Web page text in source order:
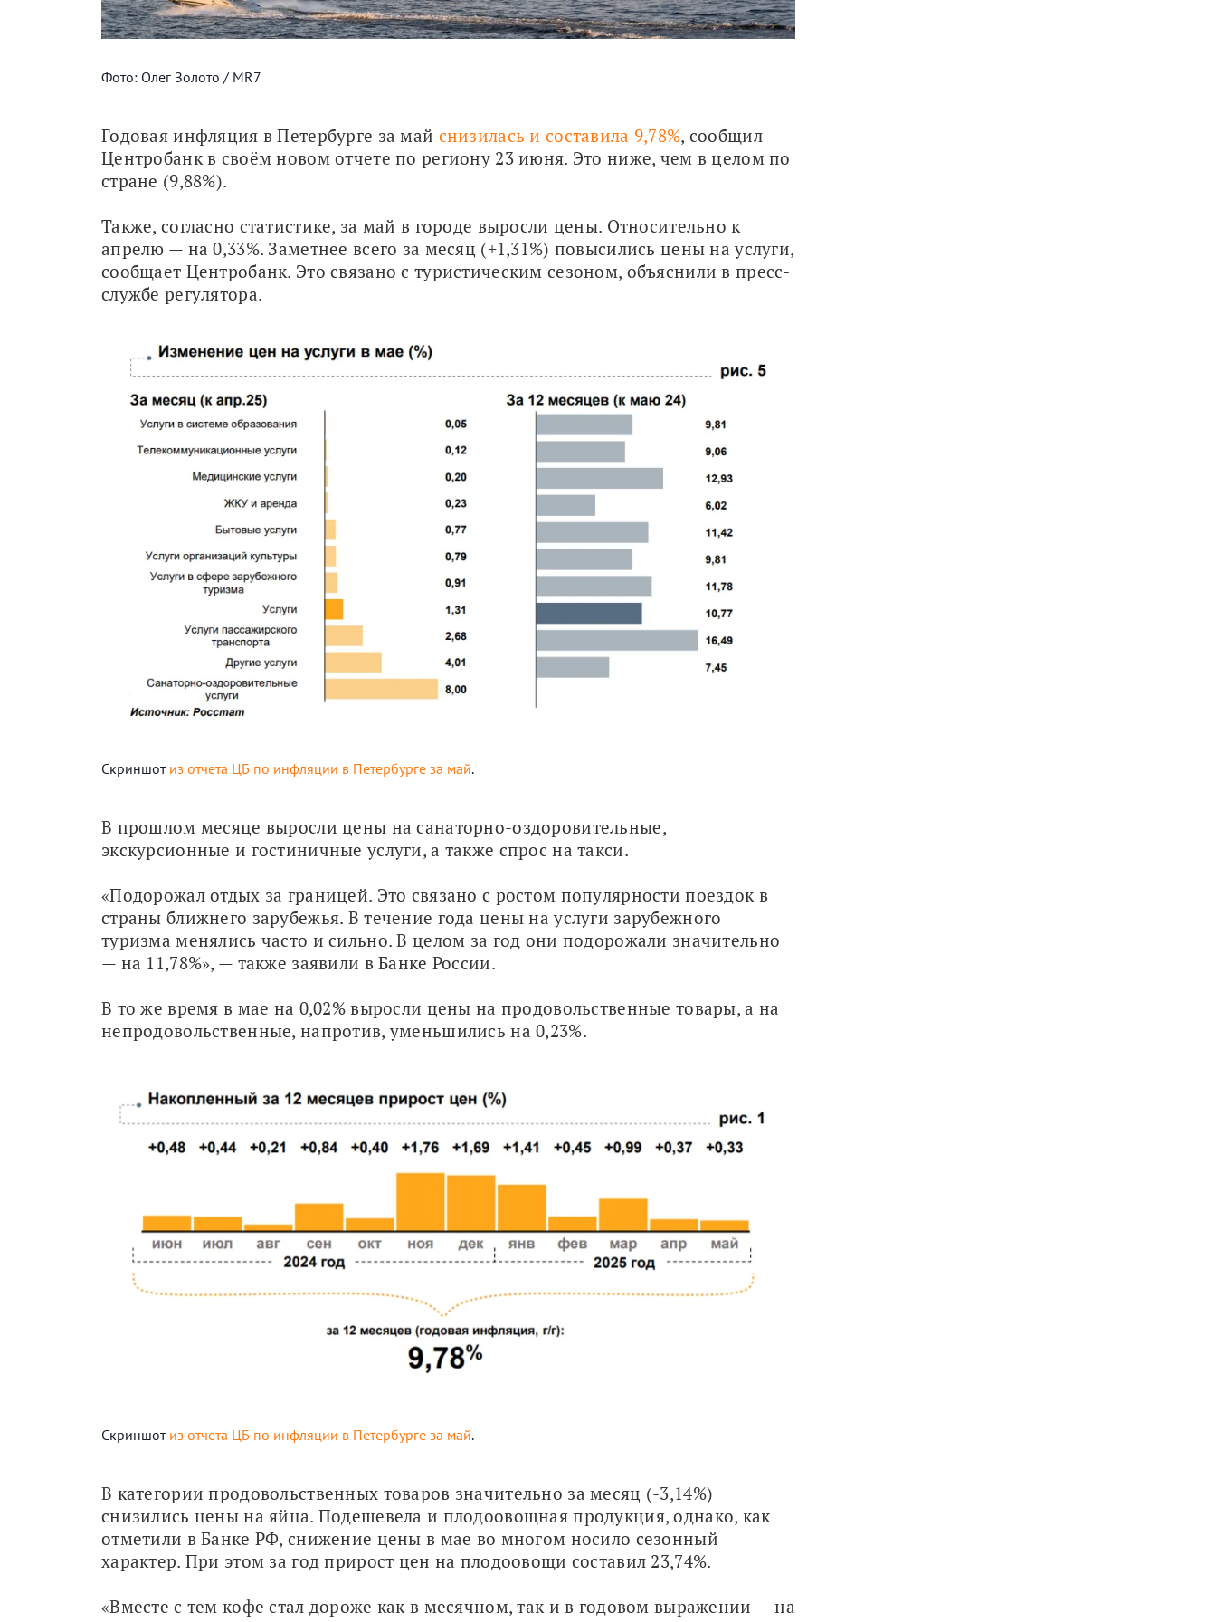
Фото: Олег Золото / MR7
Годовая инфляция в Петербурге за май снизилась и составила 9,78%, сообщил
Центробанк в своём новом отчете по региону 23 июня. Это ниже, чем в целом по
стране (9,88%).
Также, согласно статистике, за май в городе выросли цены. Относительно к
апрелю — на 0,33%. Заметнее всего за месяц (+1,31%) повысились цены на услуги,
сообщает Центробанк. Это связано с туристическим сезоном, объяснили в пресс-
службе регулятора.
Скриншот из отчета ЦБ по инфляции в Петербурге за май.
В прошлом месяце выросли цены на санаторно-оздоровительные,
экскурсионные и гостиничные услуги, а также спрос на такси.
«Подорожал отдых за границей. Это связано с ростом популярности поездок в
страны ближнего зарубежья. В течение года цены на услуги зарубежного
туризма менялись часто и сильно. В целом за год они подорожали значительно
— на 11,78%», — также заявили в Банке России.
В то же время в мае на 0,02% выросли цены на продовольственные товары, а на
непродовольственные, напротив, уменьшились на 0,23%.
Скриншот из отчета ЦБ по инфляции в Петербурге за май.
В категории продовольственных товаров значительно за месяц (-3,14%)
снизились цены на яйца. Подешевела и плодоовощная продукция, однако, как
отметили в Банке РФ, снижение цены в мае во многом носило сезонный
характер. При этом за год прирост цен на плодоовощи составил 23,74%.
«Вместе с тем кофе стал дороже как в месячном, так и в годовом выражении — на